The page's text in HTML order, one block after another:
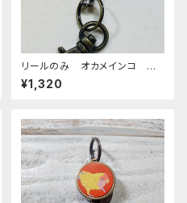
リールのみ オカメインコ シ
ナモンパール ブラウン BRO
WN ぽわんシリーズ おかめ
¥1,320